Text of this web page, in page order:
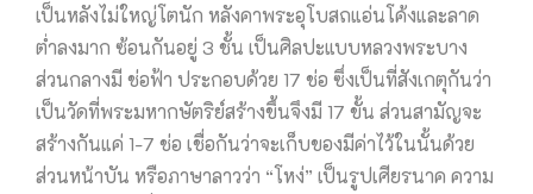
เป็นหลังไม่ใหญ่โตนัก หลังคาพระอุโบสถแอ่นโค้งและลาด
ต่ำลงมาก ซ้อนกันอยู่ 3 ชั้น เป็นศิลปะแบบหลวงพระบาง
ส่วนกลางมี ช่อฟ้า ประกอบด้วย 17 ช่อ ซึ่งเป็นที่สังเกตุกันว่า
เป็นวัดที่พระมหากษัตริย์สร้างขึ้นจึงมี 17 ขั้น ส่วนสามัญจะ
สร้างกันแค่ 1-7 ช่อ เชื่อกันว่าจะเก็บของมีค่าไว้ในนั้นด้วย
ส่วนหน้าบัน หรือภาษาลาวว่า “โหง่” เป็นรูปเศียรนาค ความ